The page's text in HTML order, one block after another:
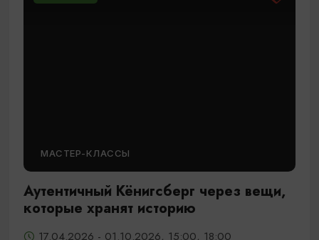
МАСТЕР-КЛАССЫ
Аутентичный Кёнигсберг через вещи,
которые хранят историю
17.04.2026 - 01.10.2026, 15:00, 18:00